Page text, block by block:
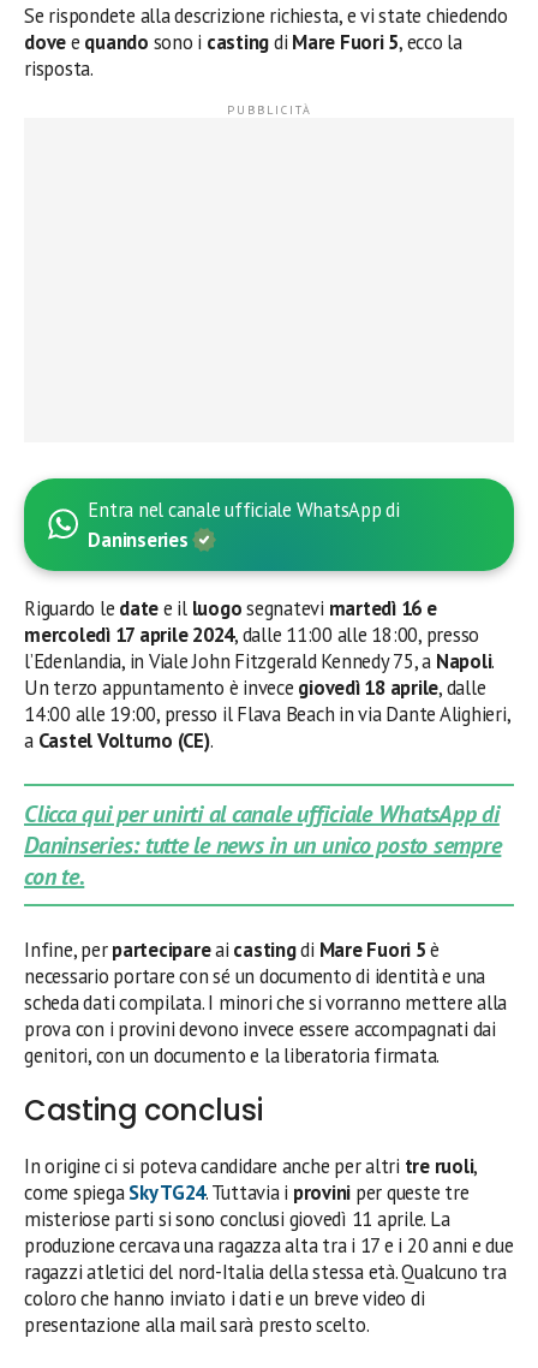
Se rispondete alla descrizione richiesta, e vi state chiedendo
dovee quando sono i castingdi Mare Fuori 5, ecco la
risposta.
Entra nel canale ufficiale WhatsApp di
Daninseries
Riguardo le datee il luogosegnatevi martedì 16 e
mercoledì 17 aprile 2024, dalle 11:00 alle 18:00, presso
l’Edenlandia, in Viale John Fitzgerald Kennedy 75, a Napoli.
Un terzo appuntamento è invece giovedì 18 aprile, dalle
14:00 alle 19:00, presso il Flava Beach in via Dante Alighieri,
a Castel Volturno (CE).
Clicca qui per unirti al canale ufficiale WhatsApp di
Daninseries: tutte le news in un unico posto sempre
con te.
Infine, perpartecipareai castingdi Mare Fuori 5è
necessario portare con sé un documento di identità e una
scheda dati compilata. I minori che si vorranno mettere alla
prova con i provini devono invece essere accompagnati dai
genitori, con un documento e la liberatoria firmata.
Casting conclusi
In origine ci si poteva candidare anche per altri tre ruoli,
come spiegaSky TG24. Tuttavia i provini per queste tre
misteriose parti si sono conclusi giovedì 11 aprile. La
produzione cercava una ragazza alta tra i 17 e i 20 anni e due
ragazzi atletici del nord-Italia della stessa età. Qualcuno tra
coloro che hanno inviato i dati e un breve video di
presentazione alla mail sarà presto scelto.